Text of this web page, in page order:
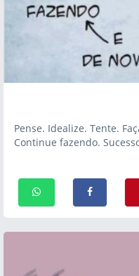
Pense. Idealize. Tente.
Continue fazendo.